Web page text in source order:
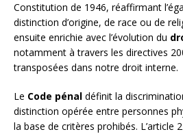
Constitution de 1946, réaffirmant
distinction d’origine, de race ou de
ensuite enrichie avec l’évolution du
notamment à travers les directives
transposées dans notre droit interne.
Le Code pénal définit la
distinction opérée entre personnes
la base de critères prohibés. L’article